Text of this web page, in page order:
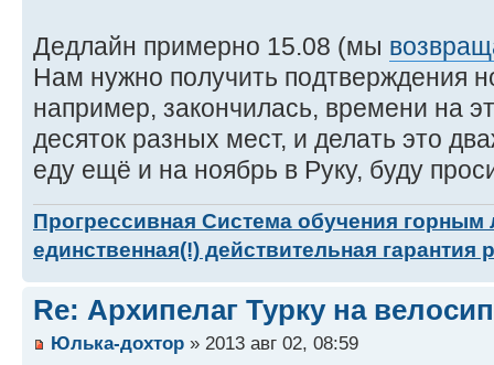
Дедлайн примерно 15.08 (мы
Нам нужно получить подтверждения
например, закончилась, времени на
десяток разных мест, и делать это
еду ещё и на ноябрь в Руку, буду
Прогрессивная Система обучения
единственная(!) действительная гарантия
Re: Архипелаг Турку на
Юлька-дохтор » 2013 авг 02, 08:59